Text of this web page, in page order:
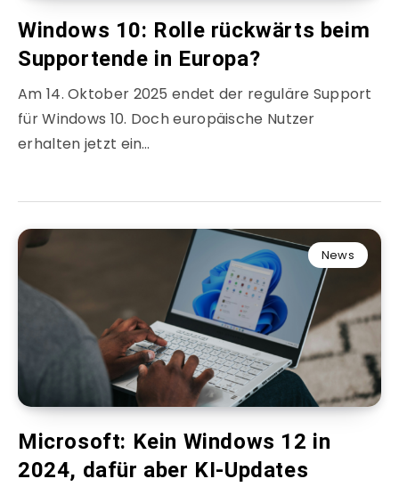
Windows 10: Rolle rückwärts beim
Supportende in Europa?
Am 14. Oktober 2025 endet der reguläre Support
für Windows 10. Doch europäische Nutzer
erhalten jetzt ein…
News
Microsoft: Kein Windows 12 in
2024, dafür aber KI-Updates